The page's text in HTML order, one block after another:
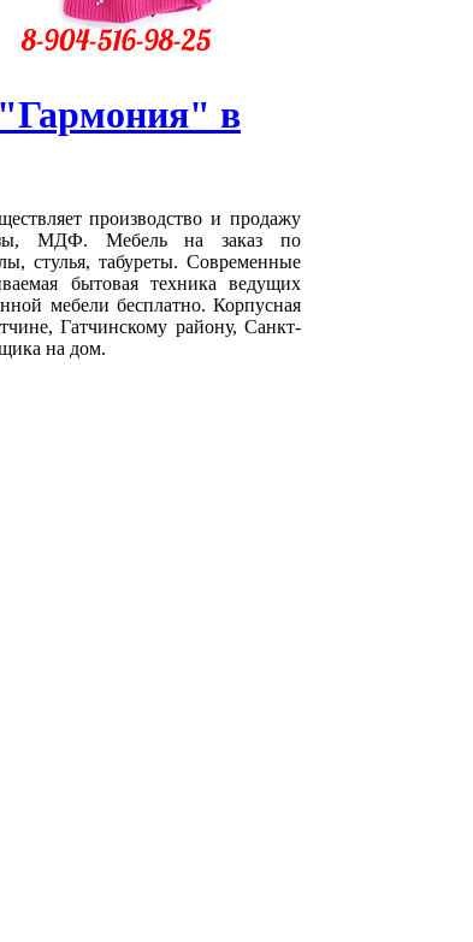
в
производство и продажу
МДФ. Мебель на заказ по
стулья, табуреты. Современные
бытовая техника ведущих
мебели бесплатно. Корпусная
Гатчинскому району, Санкт-
на дом.